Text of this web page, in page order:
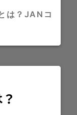
は？JANコ